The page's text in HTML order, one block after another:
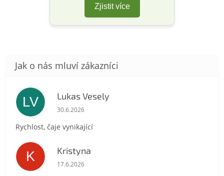
Zjistit více
LV Lukas Vesely
Hodnocení obchodu je 5 z 5 hvězdiček.
30.6.2026
Rychlost, čaje vynikající
K Kristyna
Hodnocení obchodu je 5 z 5 hvězdiček.
17.6.2026